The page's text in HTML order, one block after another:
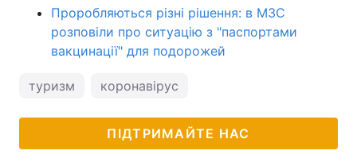
Проробляються різні рішення: в МЗС
розповіли про ситуацію з "паспортами
вакцинації" для подорожей
туризм коронавірус
ПІДТРИМАЙТЕ НАС